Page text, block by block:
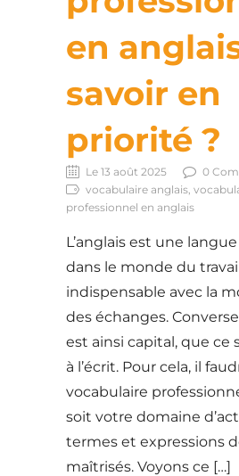
en
savoir en
priorité ?
Le 13 août 2025
0
vocabulaire anglais,
professionnel en anglais
L’anglais est une
dans le monde du
indispensable avec la
des échanges.
est ainsi capital, que ce
à l’écrit. Pour cela, il
vocabulaire
soit votre domaine
termes et expressions
maîtrisés. Voyons ce […]